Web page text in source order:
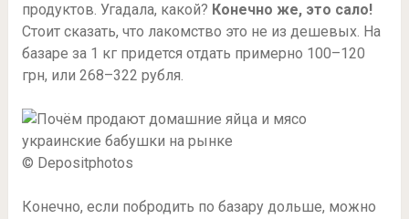
продуктов. Угадала, какой? Конечно же, это сало!
Стоит сказать, что лакомство это не из дешевых. На
базаре за 1 кг придется отдать примерно 100–120
грн, или 268–322 рубля.
© Depositphotos
Конечно, если побродить по базару дольше, можно